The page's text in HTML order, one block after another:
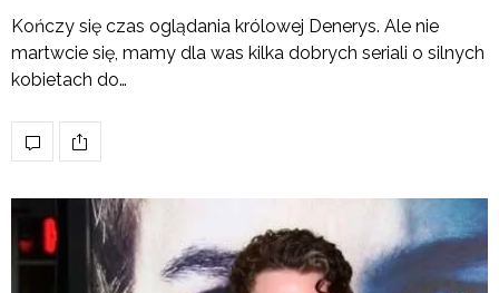
Kończy się czas oglądania królowej Denerys. Ale nie
martwcie się, mamy dla was kilka dobrych seriali o silnych
kobietach do…